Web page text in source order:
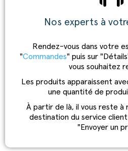
Nos experts à
Rendez-vous dans votre
"Commandes" puis sur
vous souhaitez
Les produits apparaissent
une quantité de
À partir de là, il vous reste à
destination du service
"Envoyer un